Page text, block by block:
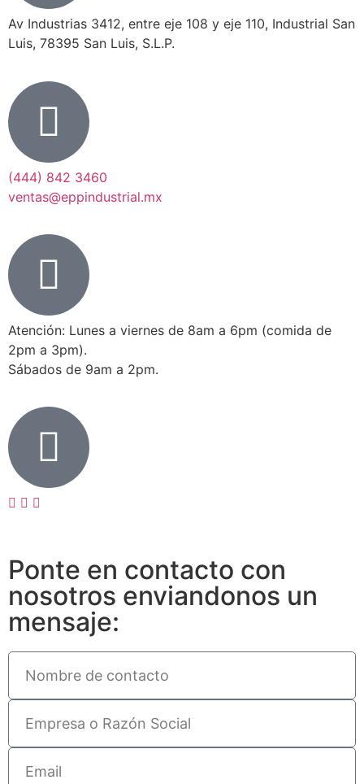
Av Industrias 3412, entre eje 108 y eje 110, Industrial San
Luis, 78395 San Luis, S.L.P.
(444) 842 3460
ventas@eppindustrial.mx
Atención: Lunes a viernes de 8am a 6pm (comida de
2pm a 3pm).
Sábados de 9am a 2pm.
Ponte en contacto con
nosotros enviandonos un
mensaje: